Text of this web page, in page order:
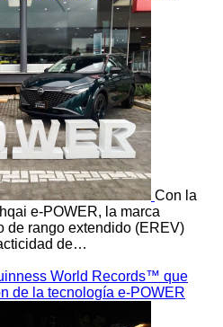
Con la
e-POWER, la marca
de rango extendido (EREV)
de…
World Records™ que
de la tecnología e-POWER